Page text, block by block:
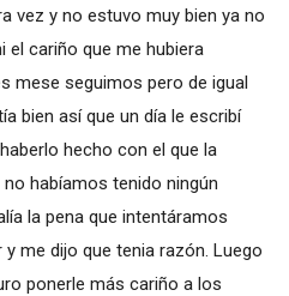
vez y no estuvo muy bien ya no
el cariño que me hubiera
mese seguimos pero de igual
bien así que un día le escribí
hecho con el que la
habíamos tenido ningún
la pena que intentáramos
me dijo que tenia razón. Luego
ponerle más cariño a los